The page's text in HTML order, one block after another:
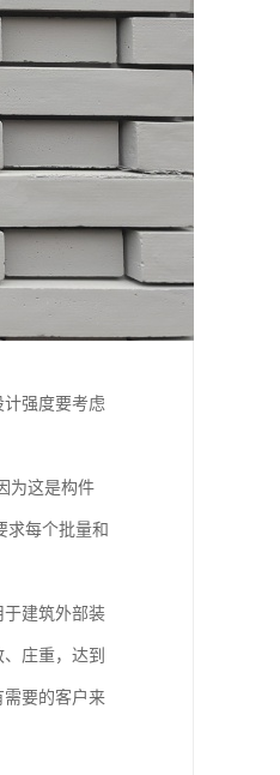
强度要考虑
为这是构件
求每个批量和
于建筑外部装
庄重，达到
需要的客户来